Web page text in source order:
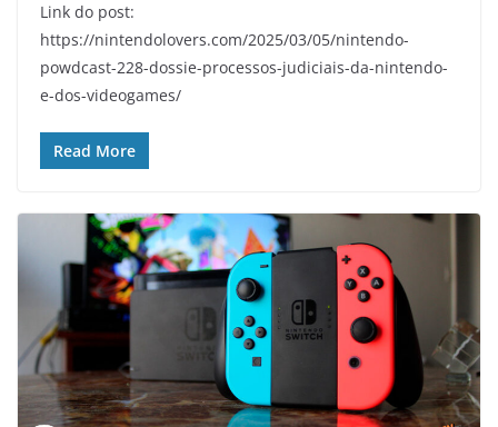
Link do post:
https://nintendolovers.com/2025/03/05/nintendo-
powdcast-228-dossie-processos-judiciais-da-nintendo-
e-dos-videogames/
Read More